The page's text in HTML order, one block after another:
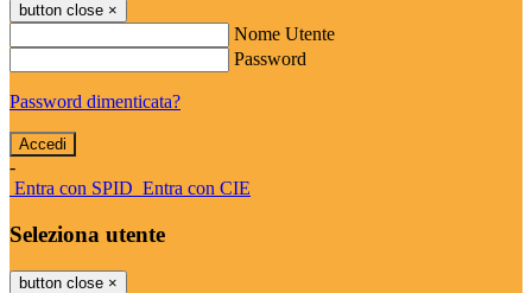
button close ×
Nome Utente
Password
Password dimenticata?
-
Entra con SPID Entra con CIE
Seleziona utente
button close ×